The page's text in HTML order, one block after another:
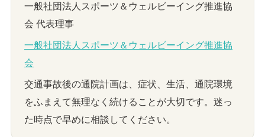
一般社団法人スポーツ＆ウェルビーイング推進協
会 代表理事
一般社団法人スポーツ＆ウェルビーイング推進協
会
交通事故後の通院計画は、症状、生活、通院環境
をふまえて無理なく続けることが大切です。迷っ
た時点で早めに相談してください。